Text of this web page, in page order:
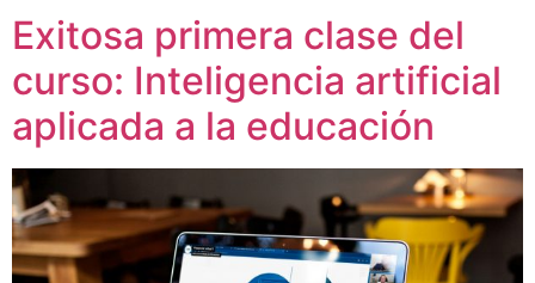
Exitosa primera clase del
curso: Inteligencia artificial
aplicada a la educación